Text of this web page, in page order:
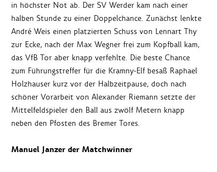
in höchster Not ab. Der SV Werder kam nach einer
halben Stunde zu einer Doppelchance. Zunächst lenkte
André Weis einen platzierten Schuss von Lennart Thy
zur Ecke, nach der Max Wegner frei zum Kopfball kam,
das VfB Tor aber knapp verfehlte. Die beste Chance
zum Führungstreffer für die Kramny-Elf besaß Raphael
Holzhauser kurz vor der Halbzeitpause, doch nach
schöner Vorarbeit von Alexander Riemann setzte der
Mittelfeldspieler den Ball aus zwölf Metern knapp
neben den Pfosten des Bremer Tores.
Manuel Janzer der Matchwinner